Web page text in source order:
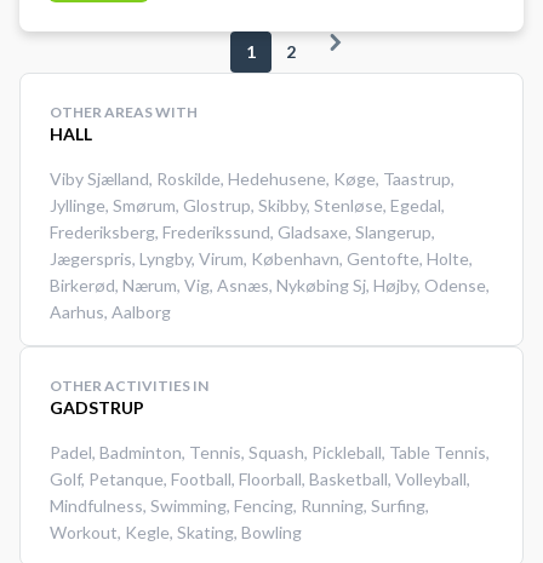
Sognehallen ligger ved Jægerspris
bibliotek.
1 2
OTHER AREAS WITH
HALL
Viby Sjælland, Roskilde, Hedehusene, Køge, Taastrup,
Jyllinge, Smørum, Glostrup, Skibby, Stenløse, Egedal,
Frederiksberg, Frederikssund, Gladsaxe, Slangerup,
Jægerspris, Lyngby, Virum, København, Gentofte, Holte,
Birkerød, Nærum, Vig, Asnæs, Nykøbing Sj, Højby, Odense,
Aarhus, Aalborg
OTHER ACTIVITIES IN
GADSTRUP
Padel, Badminton, Tennis, Squash, Pickleball, Table Tennis,
Golf, Petanque, Football, Floorball, Basketball, Volleyball,
Mindfulness, Swimming, Fencing, Running, Surfing,
Workout, Kegle, Skating, Bowling